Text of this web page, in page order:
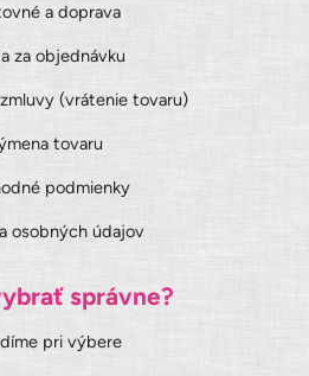
a doprava
za objednávku
(vrátenie tovaru)
tovaru
podmienky
osobných údajov
správne?
pri výbere